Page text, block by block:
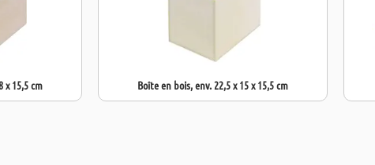
x 15,5 cm Boîte en bois, env. 22,5 x 15 x 15,5 cm